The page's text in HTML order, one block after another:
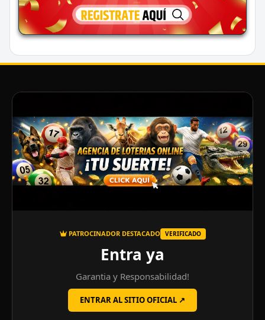
PATROCINADOR DESTACADO VERIFICADO
Entra ya
Garantia y Responsabilidad!
ENTRAR AL SITIO OFICIAL ↗